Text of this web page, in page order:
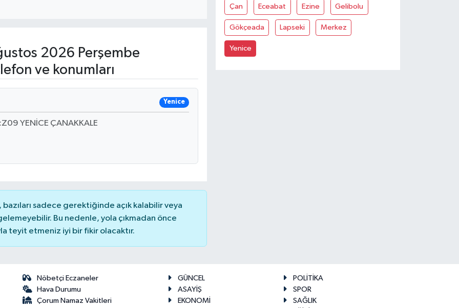
2026 Perşembe
ve konumları
Yenice
YENİCE ÇANAKKALE
sadece gerektiğinde açık kalabilir veya
Bu nedenle, yola çıkmadan önce
teyit etmeniz iyi bir fikir olacaktır.
Çan Eceabat Ezine Gelibolu
Gökçeada Lapseki Merkez
Yenice
Nöbetçi Eczaneler
Hava Durumu
Çorum Namaz Vakitleri
GÜNCEL
POLİTİKA
ASAYİŞ
SPOR
EKONOMİ
SAĞLIK